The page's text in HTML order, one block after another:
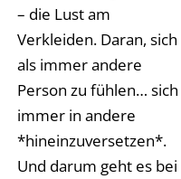
– die Lust am
Verkleiden. Daran, sich
als immer andere
Person zu fühlen… sich
immer in andere
*hineinzuversetzen*.
Und darum geht es bei